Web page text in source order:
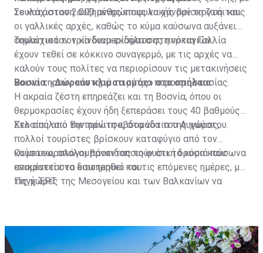
τουλάχιστον 2.000 ανθρώπους να χάνουν τη ζωή τους.
Σε κατάσταση αυξημένης επιφυλακής βρίσκονται και
οι γαλλικές αρχές, καθώς το κύμα καύσωνα αυξάνει
σημαντικά τον κίνδυνο εκδήλωσης πυρκαγιών.
Τουλάχιστον τρία διαμερίσματα στη νότια Γαλλία
έχουν τεθεί σε κόκκινο συναγερμό, με τις αρχές να
καλούν τους πολίτες να περιορίσουν τις μετακινήσεις
και να τηρούν αυστηρά τα μέτρα πυροπροστασίας.
Βοσνία: «Δωρεάν κλιματισμός» στα σπήλαια
Η ακραία ζέστη επηρεάζει και τη Βοσνία, όπου οι
θερμοκρασίες έχουν ήδη ξεπεράσει τους 40 βαθμούς
Κελσίου από την πρώτη εβδομάδα του Αυγούστου.
Στο σπήλαιο Βιετρένιτσα, στα νότια της χώρας,
πολλοί τουρίστες βρίσκουν καταφύγιο από τον
καύσωνα, απολαμβάνοντας τη φυσική δροσιά που
επικρατεί στο εσωτερικό του.
Οι μετεωρολόγοι προειδοποιούν ότι το κύμα καύσωνα
αναμένεται να διατηρηθεί και τις επόμενες ημέρες, με
τις χώρες της Μεσογείου και των Βαλκανίων να
Πηγή: ΕΡΤ